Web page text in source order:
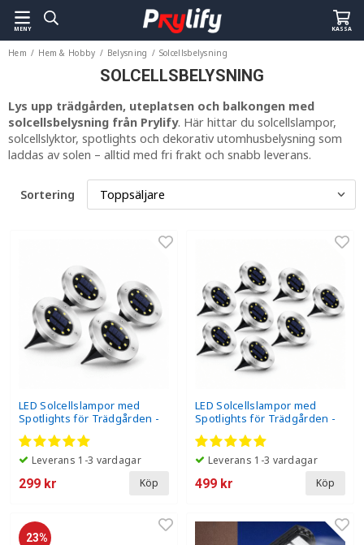
MENY KASSA
Hem / Hem & Hobby / Belysning / Solcellsbelysning
SOLCELLSBELYSNING
Lys upp trädgården, uteplatsen och balkongen med
solcellsbelysning från Prylify. Här hittar du solcellslampor,
solcellslyktor, spotlights och dekorativ utomhusbelysning som
laddas av solen – alltid med fri frakt och snabb leverans.
Sortering
LED Solcellslampor med
Spotlights för Trädgården -
4-Pack
Leverans 1-3 vardagar
299 kr Köp
LED Solcellslampor med
Spotlights för Trädgården -
8-Pack - Mest populär
Leverans 1-3 vardagar
499 kr Köp
23%